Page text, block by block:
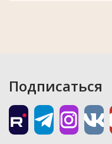
Подписаться